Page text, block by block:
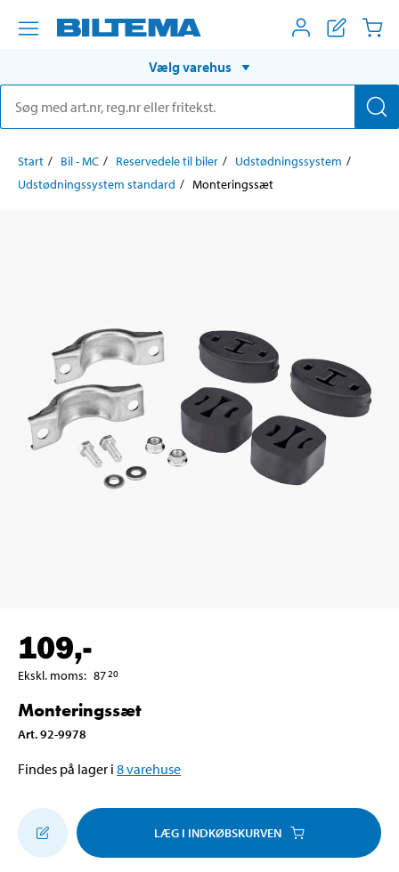
Vælg varehus
Start Bil - MC Reservedele til biler
Udstødningssystem
Udstødningssystem standard
Monteringssæt
109,-
Ekskl. moms: 8720
Monteringssæt
Art.92-9978
Findes på lager i 8varehuse
LÆG I INDKØBSKURVEN